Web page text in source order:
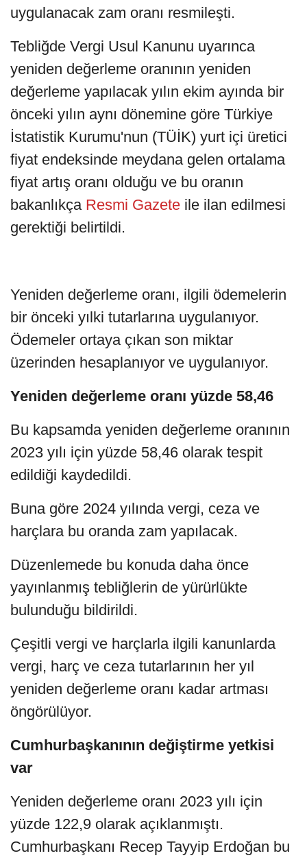
uygulanacak zam oranı resmileşti.
Tebliğde Vergi Usul Kanunu uyarınca
yeniden değerleme oranının yeniden
değerleme yapılacak yılın ekim ayında bir
önceki yılın aynı dönemine göre Türkiye
İstatistik Kurumu'nun (TÜİK) yurt içi üretici
fiyat endeksinde meydana gelen ortalama
fiyat artış oranı olduğu ve bu oranın
bakanlıkçaResmi Gazete ile ilan edilmesi
gerektiği belirtildi.
Yeniden değerleme oranı, ilgili ödemelerin
bir önceki yılki tutarlarına uygulanıyor.
Ödemeler ortaya çıkan son miktar
üzerinden hesaplanıyor ve uygulanıyor.
Yeniden değerleme oranı yüzde 58,46
Bu kapsamda yeniden değerleme oranının
2023 yılı için yüzde 58,46 olarak tespit
edildiği kaydedildi.
Buna göre 2024 yılında vergi, ceza ve
harçlara bu oranda zam yapılacak.
Düzenlemede bu konuda daha önce
yayınlanmış tebliğlerin de yürürlükte
bulunduğu bildirildi.
Çeşitli vergi ve harçlarla ilgili kanunlarda
vergi, harç ve ceza tutarlarının her yıl
yeniden değerleme oranı kadar artması
öngörülüyor.
Cumhurbaşkanının değiştirme yetkisi
var
Yeniden değerleme oranı 2023 yılı için
yüzde 122,9 olarak açıklanmıştı.
Cumhurbaşkanı Recep Tayyip Erdoğan bu